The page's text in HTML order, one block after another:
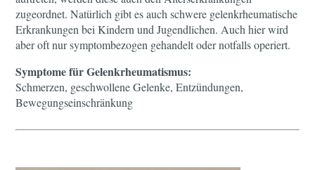
zugeordnet. Natürlich gibt es auch schwere gelenkrheumatische
Erkrankungen bei Kindern und Jugendlichen. Auch hier wird
aber oft nur symptombezogen gehandelt oder notfalls operiert.
Symptome für Gelenkrheumatismus:
Schmerzen, geschwollene Gelenke, Entzündungen,
Bewegungseinschränkung